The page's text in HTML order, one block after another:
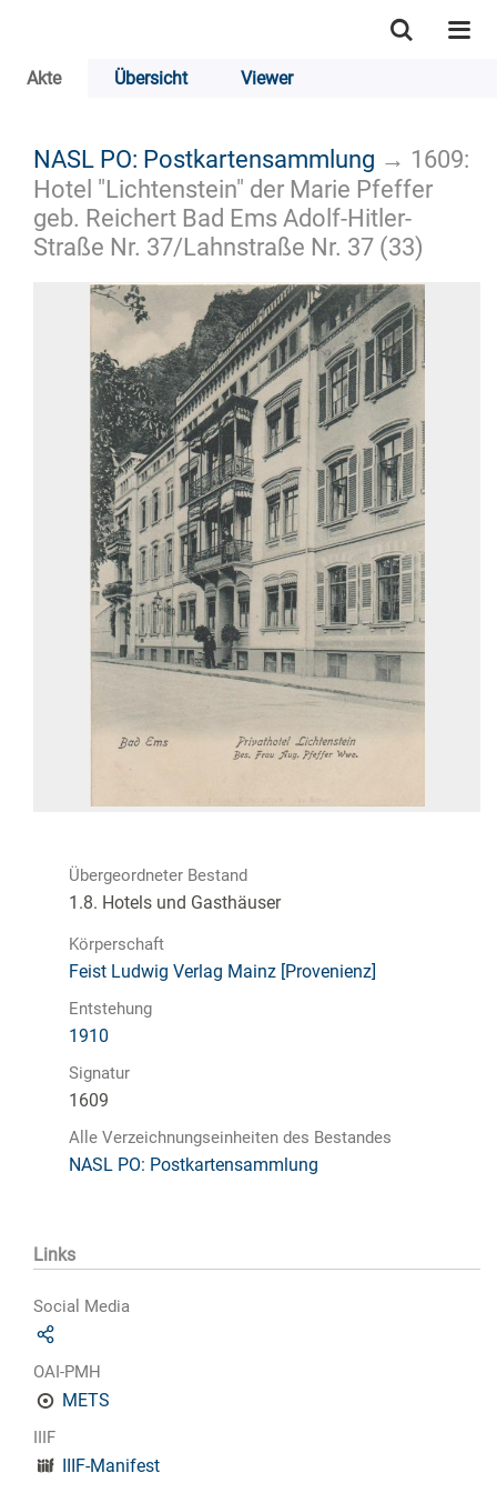
Akte Übersicht Viewer
NASL PO: Postkartensammlung → 1609:
Hotel "Lichtenstein" der Marie Pfeffer
geb. Reichert Bad Ems Adolf-Hitler-
Straße Nr. 37/Lahnstraße Nr. 37 (33)
Übergeordneter Bestand
1.8. Hotels und Gasthäuser
Körperschaft
Feist Ludwig Verlag Mainz [Provenienz]
Entstehung
1910
Signatur
1609
Alle Verzeichnungseinheiten des Bestandes
NASL PO: Postkartensammlung
Links
Social Media
OAI-PMH
METS
IIIF
IIIF-Manifest